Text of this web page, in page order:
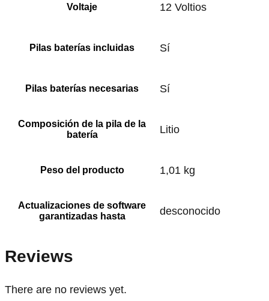
Voltaje ‎12 Voltios
Pilas baterías incluidas ‎Sí
Pilas baterías necesarias ‎Sí
Composición de la pila de la
batería
‎Litio
Peso del producto ‎1,01 kg
Actualizaciones de software
garantizadas hasta
‎desconocido
Reviews
There are no reviews yet.